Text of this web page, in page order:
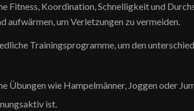
Koordination, Schnelligkeit und
aufwärmen, um Verletzungen zu vermeiden.
Trainingsprogramme, um den
Übungen wie Hampelmänner, Joggen oder
ist.